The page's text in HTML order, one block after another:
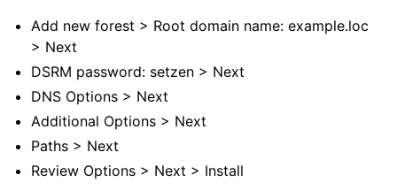
Add new forest > Root domain name: example.loc
> Next
DSRM password: setzen > Next
DNS Options > Next
Additional Options > Next
Paths > Next
Review Options > Next > Install